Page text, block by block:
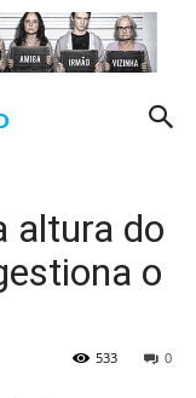
altura do
o
0
533